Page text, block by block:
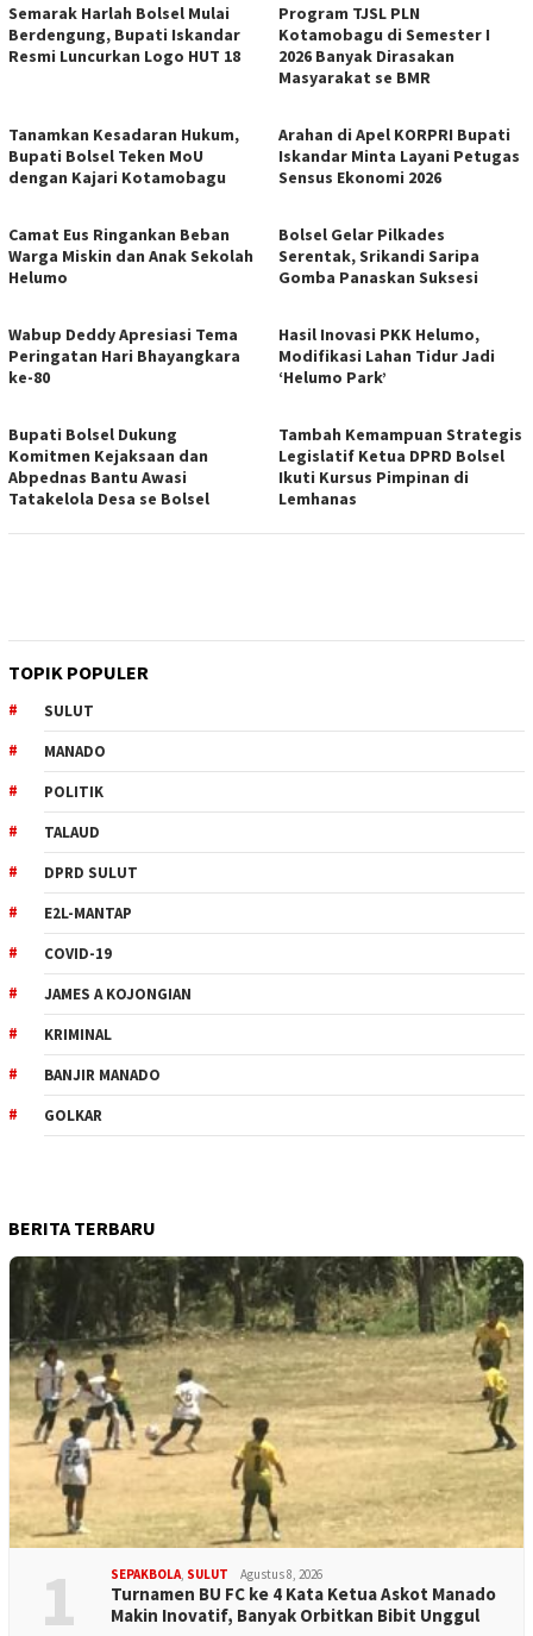
Semarak Harlah Bolsel Mulai
Berdengung, Bupati Iskandar
Resmi Luncurkan Logo HUT 18
Program TJSL PLN
Kotamobagu di Semester I
2026 Banyak Dirasakan
Masyarakat se BMR
Tanamkan Kesadaran Hukum,
Bupati Bolsel Teken MoU
dengan Kajari Kotamobagu
Arahan di Apel KORPRI Bupati
Iskandar Minta Layani Petugas
Sensus Ekonomi 2026
Camat Eus Ringankan Beban
Warga Miskin dan Anak Sekolah
Helumo
Bolsel Gelar Pilkades
Serentak, Srikandi Saripa
Gomba Panaskan Suksesi
Wabup Deddy Apresiasi Tema
Peringatan Hari Bhayangkara
ke-80
Hasil Inovasi PKK Helumo,
Modifikasi Lahan Tidur Jadi
‘Helumo Park’
Bupati Bolsel Dukung
Komitmen Kejaksaan dan
Abpednas Bantu Awasi
Tatakelola Desa se Bolsel
Tambah Kemampuan Strategis
Legislatif Ketua DPRD Bolsel
Ikuti Kursus Pimpinan di
Lemhanas
TOPIK POPULER
SULUT
MANADO
POLITIK
TALAUD
DPRD SULUT
E2L-MANTAP
COVID-19
JAMES A KOJONGIAN
KRIMINAL
BANJIR MANADO
GOLKAR
BERITA TERBARU
1 SEPAKBOLA, SULUT Agustus 8, 2026
Turnamen BU FC ke 4 Kata Ketua Askot Manado
Makin Inovatif, Banyak Orbitkan Bibit Unggul